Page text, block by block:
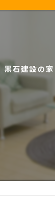
黒石建設の家
パッシブデザイン
ZEH
安心の保証